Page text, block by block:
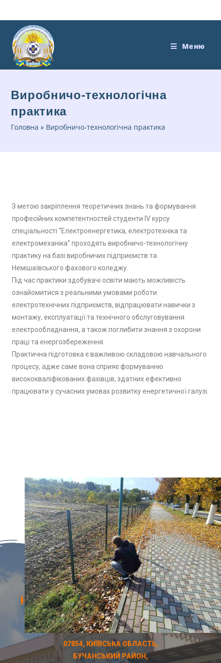
Меню
Виробничо-технологічна
практика
Головна » Виробничо-технологічна практика
З метою закріплення теоретичних знань та формування
професійних компетентностей студенти IV курсу
спеціальності “Електроенергетика, електротехніка та
електромеханіка” проходять виробничо-технологічну
практику на базі виробничих підприємств та
Немішаївського фахового коледжу.
Під час практики здобувачі освіти мають можливість
ознайомитися з реальними умовами роботи
електротехнічних підприємств, відпрацювати навички з
монтажу, експлуатації та технічного обслуговування
електрообладнання, а також поглибити знання з охорони
праці та енергозбереження.
Практична підготовка є важливою складовою навчального
процесу, адже саме вона сприяє формуванню
висококваліфікованих фахівців, здатних ефективно
працювати у сучасних умовах розвитку енергетичної галузі.
НЕМІШАЇВСЬКИЙ ФАХОВИЙ
КОЛЕДЖ © 2026
07854, КИЇВСЬКА ОБЛАСТЬ,
БУЧАНСЬКИЙ РАЙОН,